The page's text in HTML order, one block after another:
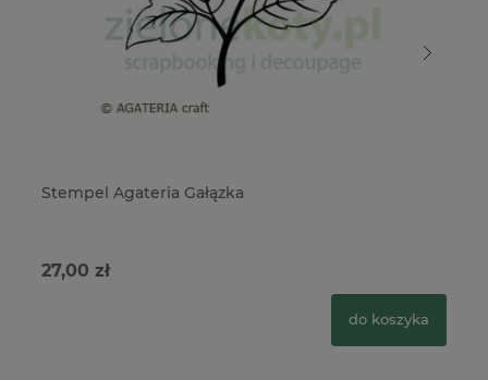
Stempel Agateria Gałązka
27,00 zł
do koszyka